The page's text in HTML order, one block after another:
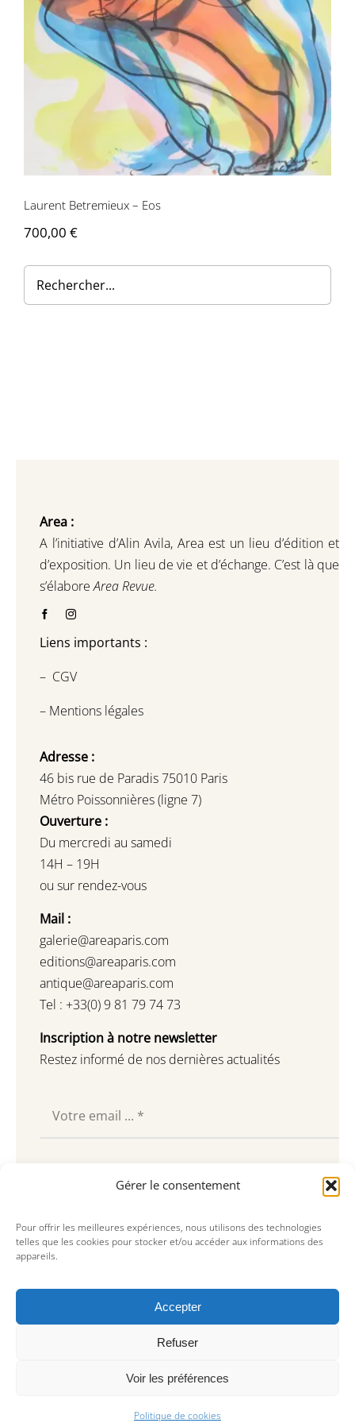
Gérer le consentement
Pour offrir les meilleures expériences, nous utilisons des technologies
telles que les cookies pour stocker et/ou accéder aux informations des
appareils.
Accepter
Refuser
Voir les préférences
Politique de cookies
Contactez-nous
Laurent Betremieux – Eos
700,00 €
Area :
A l’initiative d’Alin Avila, Area est un lieu d’édition et
d’exposition. Un lieu de vie et d’échange. C’est là que
s’élaboreArea Revue.
Liens importants :
– CGV
– Mentions légales
Adresse :
46 bis rue de Paradis 75010 Paris
Métro Poissonnières (ligne 7)
Ouverture :
Du mercredi au samedi
14H – 19H
ou sur rendez-vous
Mail :
galerie@areaparis.com
editions@areaparis.com
antique@areaparis.com
Tel : +33(0) 9 81 79 74 73
Inscription à notre newsletter
Restez informé de nos dernières actualités
Souscrire
© Copyright 2023, AREA Paris